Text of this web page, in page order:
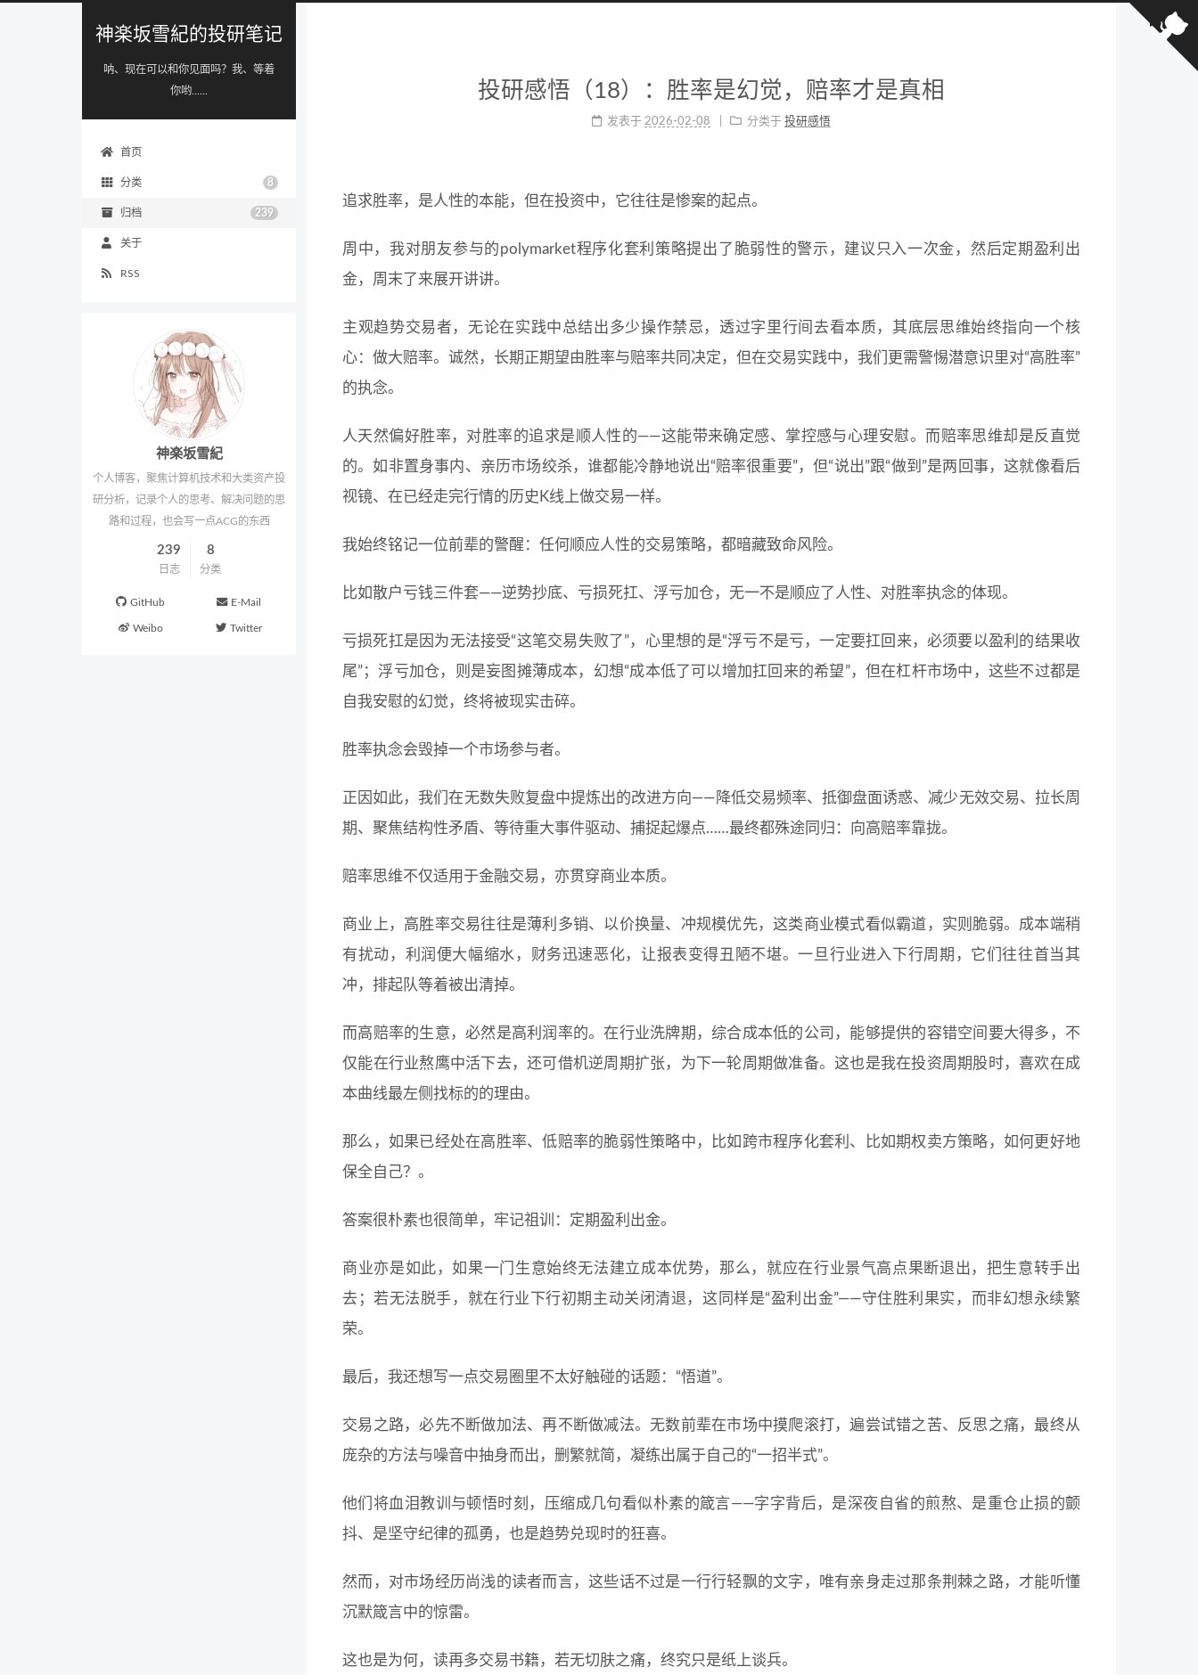
神楽坂雪紀的投研笔记
呐、现在可以和你见面吗？我、等着
你哟......
首页
分类 8
归档 239
关于
RSS
投研感悟（18）：胜率是幻觉，赔率才是真相
发表于 2026-02-08 分类于 投研感悟
追求胜率，是人性的本能，但在投资中，它往往是惨案的起点。
周中，我对朋友参与的polymarket程序化套利策略提出了脆弱性的警示，建议只入一次金，然后定期盈利出
金，周末了来展开讲讲。
主观趋势交易者，无论在实践中总结出多少操作禁忌，透过字里行间去看本质，其底层思维始终指向一个核
心：做大赔率。诚然，长期正期望由胜率与赔率共同决定，但在交易实践中，我们更需警惕潜意识里对“高胜率”
的执念。
人天然偏好胜率，对胜率的追求是顺人性的——这能带来确定感、掌控感与心理安慰。而赔率思维却是反直觉
的。如非置身事内、亲历市场绞杀，谁都能冷静地说出“赔率很重要”，但“说出”跟“做到”是两回事，这就像看后
视镜、在已经走完行情的历史K线上做交易一样。
我始终铭记一位前辈的警醒：任何顺应人性的交易策略，都暗藏致命风险。
比如散户亏钱三件套——逆势抄底、亏损死扛、浮亏加仓，无一不是顺应了人性、对胜率执念的体现。
亏损死扛是因为无法接受“这笔交易失败了”，心里想的是“浮亏不是亏，一定要扛回来，必须要以盈利的结果收
尾”；浮亏加仓，则是妄图摊薄成本，幻想“成本低了可以增加扛回来的希望”，但在杠杆市场中，这些不过都是
自我安慰的幻觉，终将被现实击碎。
胜率执念会毁掉一个市场参与者。
正因如此，我们在无数失败复盘中提炼出的改进方向——降低交易频率、抵御盘面诱惑、减少无效交易、拉长周
期、聚焦结构性矛盾、等待重大事件驱动、捕捉起爆点……最终都殊途同归：向高赔率靠拢。
赔率思维不仅适用于金融交易，亦贯穿商业本质。
商业上，高胜率交易往往是薄利多销、以价换量、冲规模优先，这类商业模式看似霸道，实则脆弱。成本端稍
有扰动，利润便大幅缩水，财务迅速恶化，让报表变得丑陋不堪。一旦行业进入下行周期，它们往往首当其
冲，排起队等着被出清掉。
而高赔率的生意，必然是高利润率的。在行业洗牌期，综合成本低的公司，能够提供的容错空间要大得多，不
仅能在行业熬鹰中活下去，还可借机逆周期扩张，为下一轮周期做准备。这也是我在投资周期股时，喜欢在成
本曲线最左侧找标的的理由。
那么，如果已经处在高胜率、低赔率的脆弱性策略中，比如跨市程序化套利、比如期权卖方策略，如何更好地
保全自己？。
答案很朴素也很简单，牢记祖训：定期盈利出金。
商业亦是如此，如果一门生意始终无法建立成本优势，那么，就应在行业景气高点果断退出，把生意转手出
去；若无法脱手，就在行业下行初期主动关闭清退，这同样是“盈利出金”——守住胜利果实，而非幻想永续繁
荣。
最后，我还想写一点交易圈里不太好触碰的话题：“悟道”。
交易之路，必先不断做加法、再不断做减法。无数前辈在市场中摸爬滚打，遍尝试错之苦、反思之痛，最终从
庞杂的方法与噪音中抽身而出，删繁就简，凝练出属于自己的“一招半式”。
他们将血泪教训与顿悟时刻，压缩成几句看似朴素的箴言——字字背后，是深夜自省的煎熬、是重仓止损的颤
抖、是坚守纪律的孤勇，也是趋势兑现时的狂喜。
然而，对市场经历尚浅的读者而言，这些话不过是一行行轻飘的文字，唯有亲身走过那条荆棘之路，才能听懂
沉默箴言中的惊雷。
这也是为何，读再多交易书籍，若无切肤之痛，终究只是纸上谈兵。
神楽坂雪紀
个人博客，聚焦计算机技术和大类资产投
研分析，记录个人的思考、解决问题的思
路和过程，也会写一点ACG的东西
239
日志
8
分类
GitHub E-Mail
Weibo Twitter